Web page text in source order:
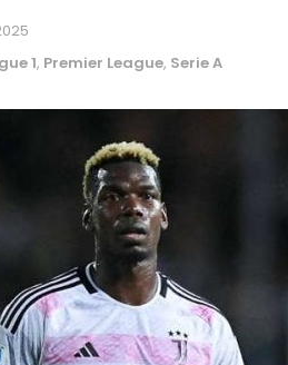
1, Premier League, Serie A